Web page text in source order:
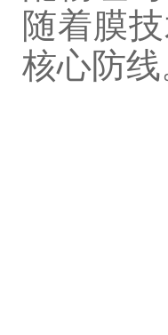
随着膜
核心防线